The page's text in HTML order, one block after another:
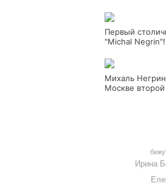
Первый
"Michal Negrin"!
Михаль
Москве
Ирина